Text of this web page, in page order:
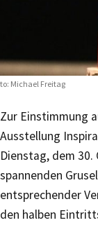
Michael Freitag
Zur Einstimmung
Ausstellung
Dienstag, dem 30.
spannenden
entsprechender
den halben